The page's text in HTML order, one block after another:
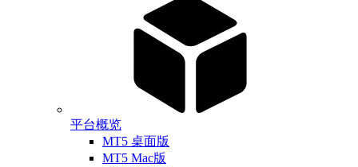
平台概览
MT5 桌面版
MT5 Mac版